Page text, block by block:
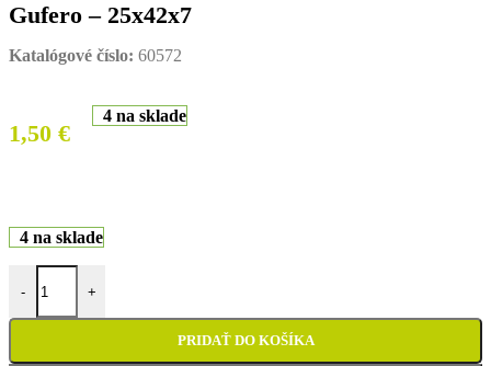
Gufero – 25x42x7
Katalógové číslo: 60572
1,50 €
4 na sklade
4 na sklade
- +
PRIDAŤ DO KOŠÍKA